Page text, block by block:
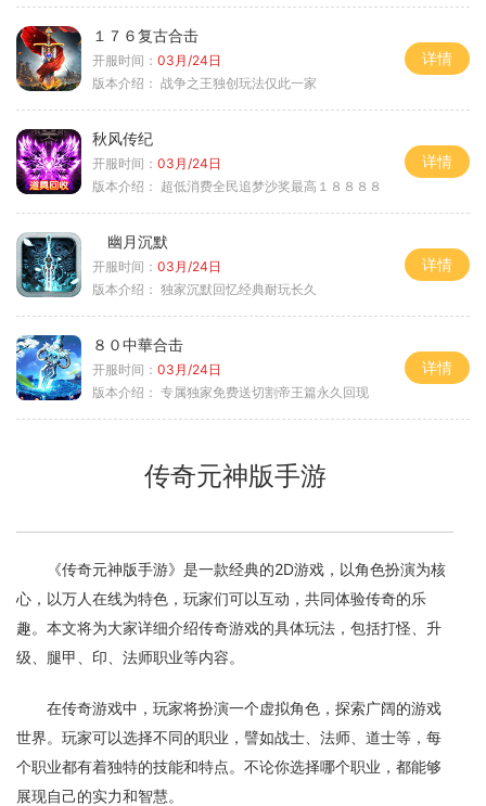
１７６复古合击
开服时间： 03月/24日
版本介绍： 战争之王独创玩法仅此一家
详情
秋风传纪
开服时间： 03月/24日
版本介绍： 超低消费全民追梦沙奖最高１８８８８
详情
幽月沉默
开服时间： 03月/24日
版本介绍： 独家沉默回忆经典耐玩长久
详情
８０中華合击
开服时间： 03月/24日
版本介绍： 专属独家免费送切割帝王篇永久回现
详情
传奇元神版手游
《传奇元神版手游》是一款经典的2D游戏，以角色扮演为核
心，以万人在线为特色，玩家们可以互动，共同体验传奇的乐
趣。本文将为大家详细介绍传奇游戏的具体玩法，包括打怪、升
级、腿甲、印、法师职业等内容。
在传奇游戏中，玩家将扮演一个虚拟角色，探索广阔的游戏
世界。玩家可以选择不同的职业，譬如战士、法师、道士等，每
个职业都有着独特的技能和特点。不论你选择哪个职业，都能够
展现自己的实力和智慧。